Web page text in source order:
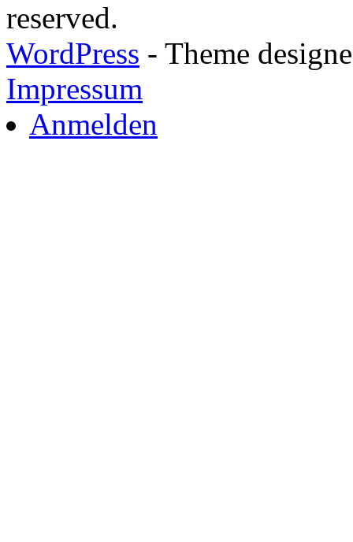
reserved.
WordPress - Theme
Impressum
Anmelden